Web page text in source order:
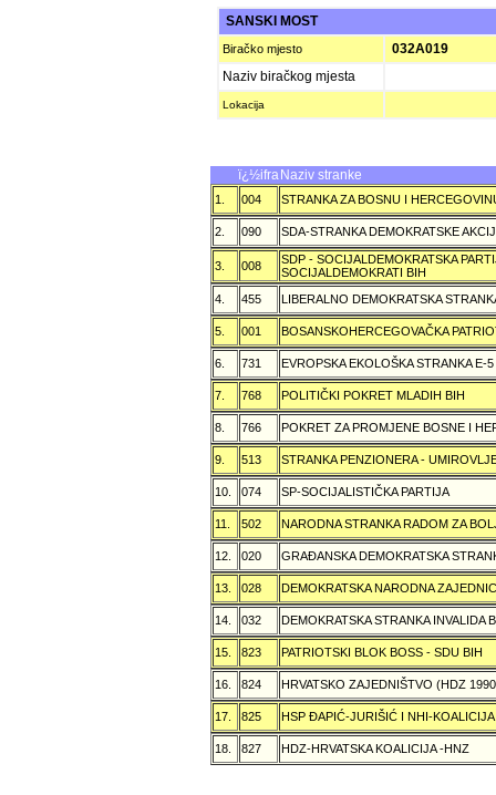
SANSKI MOST
Biračko mjesto
032A019
Naziv biračkog mjesta
Lokacija
ï¿½ifra Naziv stranke
1. 004 STRANKA ZA BOSNU I
2. 090 SDA-STRANKA DEMOKRATSKE
3. 008
SDP - SOCIJALDEMOKRATSKA
SOCIJALDEMOKRATI BIH
4.
455 LIBERALNO DEMOKRATSKA
5. 001 BOSANSKOHERCEGOVAČKA
6. 731 EVROPSKA EKOLOŠKA STRANKA E-5
7. 768 POLITIČKI POKRET MLADIH BIH
8. 766 POKRET ZA PROMJENE BOSNE I
9. 513 STRANKA PENZIONERA -
10. 074 SP-SOCIJALISTIČKA PARTIJA
11. 502 NARODNA STRANKA RADOM ZA
12. 020 GRAÐANSKA DEMOKRATSKA
13. 028 DEMOKRATSKA NARODNA
14. 032 DEMOKRATSKA STRANKA INVALIDA
15. 823 PATRIOTSKI BLOK BOSS - SDU BIH
16. 824 HRVATSKO ZAJEDNIŠTVO (HDZ
17. 825 HSP ÐAPIĆ-JURIŠIĆ I NHI-
18. 827 HDZ-HRVATSKA KOALICIJA -HNZ